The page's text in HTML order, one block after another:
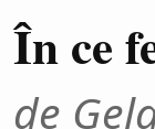
În ce
de